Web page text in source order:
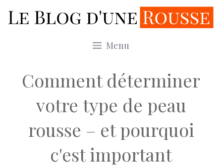
au
Menu
Comment déterminer
votre type de peau
rousse – et pourquoi
c'est important